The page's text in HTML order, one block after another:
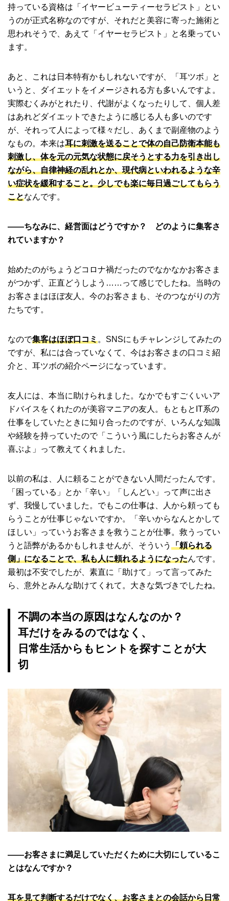
持っている資格は「イヤービューティーセラピスト」とい
うのが正式名称なのですが、それだと美容に寄った施術と
思われそうで、あえて「イヤーセラピスト」と名乗ってい
ます。
あと、これは日本特有かもしれないですが、「耳ツボ」と
いうと、ダイエットをイメージされる方も多いんですよ。
実際むくみがとれたり、代謝がよくなったりして、個人差
はあれどダイエットできたように感じる人も多いのです
が、それって人によって様々だし、あくまで副産物のよう
なもの。本来は耳に刺激を送ることで体の自己防衛本能も
刺激し、体を元の元気な状態に戻そうとする力を引き出し
ながら、自律神経の乱れとか、現代病といわれるような辛
い症状を緩和すること。少しでも楽に毎日過ごしてもらう
ことなんです。
――ちなみに、経営面はどうですか？ どのように集客さ
れていますか？
始めたのがちょうどコロナ禍だったのでなかなかお客さま
がつかず、正直どうしよう……って感じでしたね。当時の
お客さまはほぼ友人。今のお客さまも、そのつながりの方
たちです。
なので集客はほぼ口コミ。SNSにもチャレンジしてみたの
ですが、私には合っていなくて、今はお客さまの口コミ紹
介と、耳ツボの紹介ページになっています。
友人には、本当に助けられました。なかでもすごくいいア
ドバイスをくれたのが美容マニアの友人。もともとIT系の
仕事をしていたときに知り合ったのですが、いろんな知識
や経験を持っていたので「こういう風にしたらお客さんが
喜ぶよ」って教えてくれました。
以前の私は、人に頼ることができない人間だったんです。
「困っている」とか「辛い」「しんどい」って声に出さ
ず、我慢していました。でもこの仕事は、人から頼っても
らうことが仕事じゃないですか。「辛いからなんとかして
ほしい」っていうお客さまを救うことが仕事。救うってい
うと語弊があるかもしれませんが、そういう 「頼られる
側」になることで、私も人に頼れるようになったんです。
最初は不安でしたが、素直に「助けて」って言ってみた
ら、意外とみんな助けてくれて。大きな気づきでしたね。
不調の本当の原因はなんなのか？
耳だけをみるのではなく、
日常生活からもヒントを探すことが大
切
――お客さまに満足していただくために大切にしているこ
とはなんですか？
耳を見て判断するだけでなく、お客さまとの会話から日常